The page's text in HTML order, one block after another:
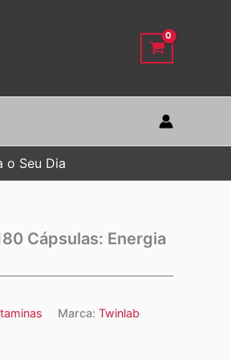
o Seu Dia
Cápsulas: Energia
Marca: Twinlab